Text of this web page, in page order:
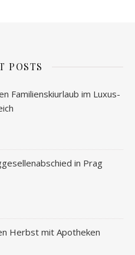
POSTS
Familienskiurlaub im Luxus-
in Prag
Herbst mit Apotheken